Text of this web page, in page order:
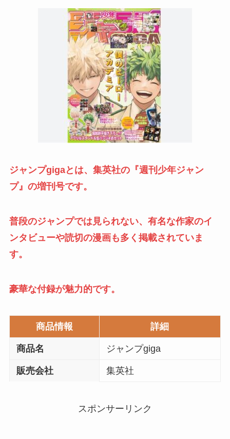
ジャンプgigaとは、集英社の『週刊少年ジャン
プ』の増刊号です。
普段のジャンプでは見られない、有名な作家のイ
ンタビューや読切の漫画も多く掲載されていま
す。
豪華な付録が魅力的です。
商品情報 詳細
商品名 ジャンプgiga
販売会社 集英社
スポンサーリンク